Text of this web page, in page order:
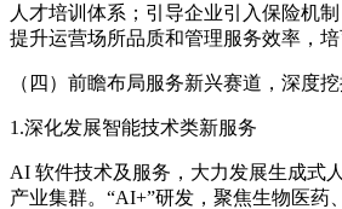
人才培训体系；引导企业引入保险机
提升运营场所品质和管理服务效率，
（四）前瞻布局服务新兴赛道，深度
1.深化发展智能技术类新服务
AI 软件技术及服务，大力发展生成式
产业集群。“AI+”研发，聚焦生物医